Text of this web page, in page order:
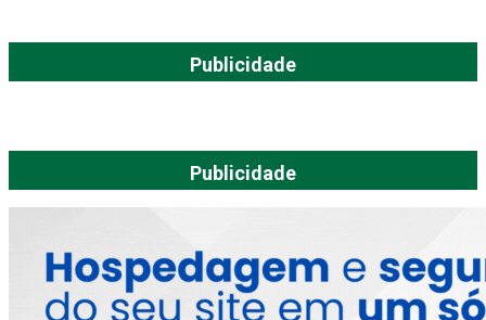
Publicidade
Publicidade